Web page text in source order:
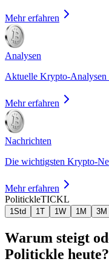
Mehr erfahren
Analysen
Aktuelle Krypto-Analysen
Mehr erfahren
Nachrichten
Die wichtigsten Krypto-
Mehr erfahren
PolitickleTICKL
1Std 1T 1W 1M 3M
Warum steigt
Politickle heute?